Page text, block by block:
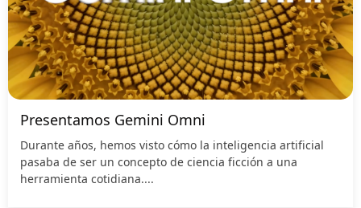
Presentamos Gemini Omni
Durante años, hemos visto cómo la inteligencia artificial
pasaba de ser un concepto de ciencia ficción a una
herramienta cotidiana....